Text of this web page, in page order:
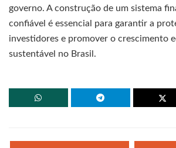
governo. A construção de um sistema
confiável é essencial para garantir a
investidores e promover o crescimento
sustentável no Brasil.